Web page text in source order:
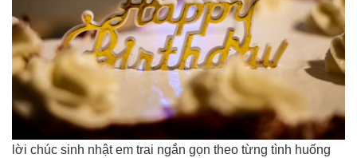
lời chúc sinh nhật em trai ngắn gọn theo từng tình huống